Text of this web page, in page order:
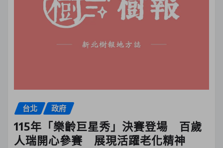
台北 政府
115年「樂齡巨星秀」決賽登場 百歲
人瑞開心參賽 展現活躍老化精神